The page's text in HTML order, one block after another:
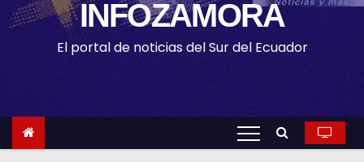
t
e
INFOZAMORA
El portal de noticias del Sur del Ecuador